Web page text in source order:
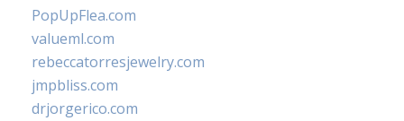
PopUpFlea.com
valueml.com
rebeccatorresjewelry.com
jmpbliss.com
drjorgerico.com